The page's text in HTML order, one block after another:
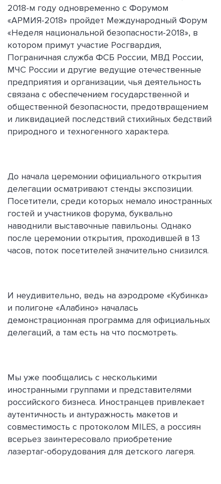
2018-м году одновременно с Форумом
«АРМИЯ-2018» пройдет Международный Форум
«Неделя национальной безопасности-2018», в
котором примут участие Росгвардия,
Пограничная служба ФСБ России, МВД России,
МЧС России и другие ведущие отечественные
предприятия и организации, чья деятельность
связана с обеспечением государственной и
общественной безопасности, предотвращением
и ликвидацией последствий стихийных бедствий
природного и техногенного характера.
До начала церемонии официального открытия
делегации осматривают стенды экспозиции.
Посетители, среди которых немало иностранных
гостей и участников форума, буквально
наводнили выставочные павильоны. Однако
после церемонии открытия, проходившей в 13
часов, поток посетителей значительно снизился.
И неудивительно, ведь на аэродроме «Кубинка»
и полигоне «Алабино» началась
демонстрационная программа для официальных
делегаций, а там есть на что посмотреть.
Мы уже пообщались с несколькими
иностранными группами и представителями
российского бизнеса. Иностранцев привлекает
аутентичность и антуражность макетов и
совместимость с протоколом MILES, а россиян
всерьез заинтересовало приобретение
лазертаг-оборудования для детского лагеря.